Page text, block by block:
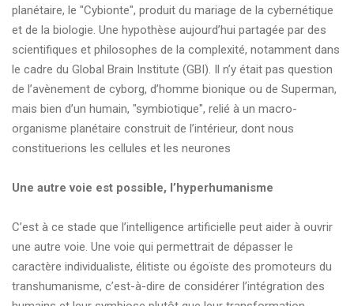
planétaire, le "Cybionte", produit du mariage de la cybernétique
et de la biologie. Une hypothèse aujourd’hui partagée par des
scientifiques et philosophes de la complexité, notamment dans
le cadre du Global Brain Institute (GBI). Il n’y était pas question
de l’avènement de cyborg, d’homme bionique ou de Superman,
mais bien d’un humain, "symbiotique", relié à un macro-
organisme planétaire construit de l’intérieur, dont nous
constituerions les cellules et les neurones
Une autre voie est possible, l’hyperhumanisme
C’est à ce stade que l’intelligence artificielle peut aider à ouvrir
une autre voie. Une voie qui permettrait de dépasser le
caractère individualiste, élitiste ou égoïste des promoteurs du
transhumanisme, c’est-à-dire de considérer l’intégration des